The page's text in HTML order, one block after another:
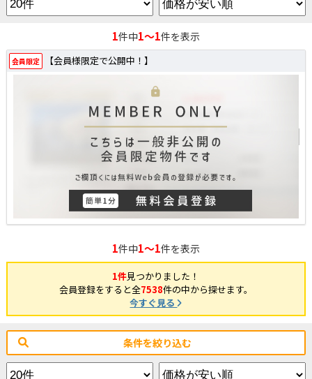
1件中1～1件を表示
会員限定 【会員様限定で公開中！】
1件中1～1件を表示
1件見つかりました！
会員登録をすると全7538件の中から探せます。
今すぐ見る
条件を絞り込む